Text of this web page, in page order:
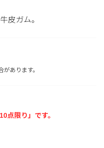
皮ガム。
あります。
点限り」です。